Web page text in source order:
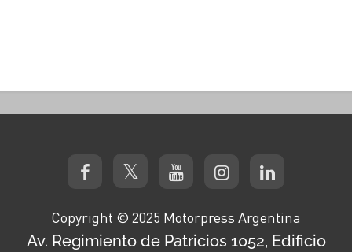
Copyright © 2025 Motorpress Argentina
Av. Regimiento de Patricios 1052, Edificio